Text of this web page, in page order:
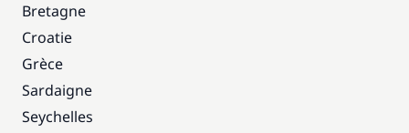
Bretagne
Croatie
Grèce
Sardaigne
Seychelles